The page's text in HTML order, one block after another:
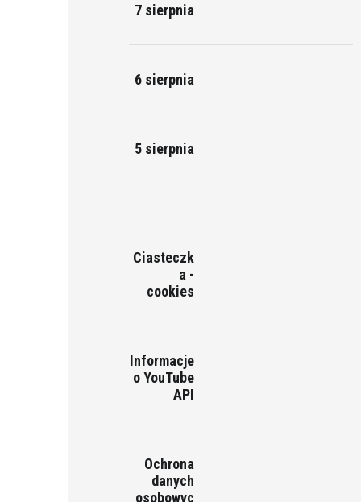
7 sierpnia
6 sierpnia
5 sierpnia
Ciasteczk
a -
cookies
Informacje
o YouTube
API
Ochrona
danych
osobowyc